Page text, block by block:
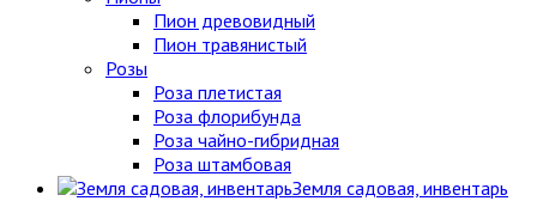
Пион древовидный
Пион травянистый
Розы
Роза плетистая
Роза флорибунда
Роза чайно-гибридная
Роза штамбовая
Земля садовая, инвентарь